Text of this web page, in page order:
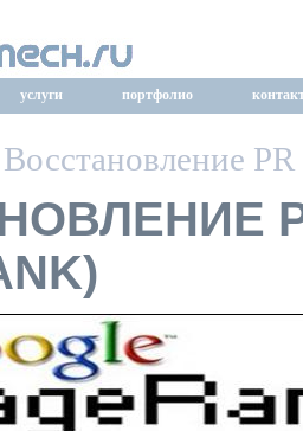
услуги портфолио